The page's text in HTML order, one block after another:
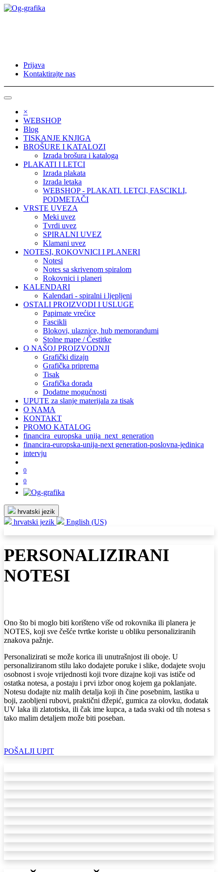
Prijava
Kontaktirajte nas
×
WEBSHOP
Blog
TISKANJE KNJIGA
BROŠURE I KATALOZI
Izrada brošura i kataloga
PLAKATI I LETCI
Izrada plakata
Izrada letaka
WEBSHOP - PLAKATI. LETCI, FASCIKLI,
PODMETAČI
VRSTE UVEZA
Meki uvez
Tvrdi uvez
SPIRALNI UVEZ
Klamani uvez
NOTESI, ROKOVNICI I PLANERI
Notesi
Notes sa skrivenom spiralom
Rokovnici i planeri
KALENDARI
Kalendari - spiralni i ljepljeni
OSTALI PROIZVODI I USLUGE
Papirnate vrećice
Fascikli
Blokovi, ulaznice, hub memorandumi
Stolne mape / Čestitke
O NAŠOJ PROIZVODNJI
Grafički dizajn
Grafička priprema
Tisak
Grafička dorada
Dodatne mogućnosti
UPUTE za slanje materijala za tisak
O NAMA
KONTAKT
PROMO KATALOG
financira_europska_unija_next_generation
financira-europska-unija-next generation-poslovna-jedinica
intervju
0
0
hrvatski jezik
hrvatski jezik English (US)
PERSONALIZIRANI
NOTESI
Ono što bi moglo biti korišteno više od rokovnika ili planera je
NOTES, koji sve češće tvrtke koriste u obliku personaliziranih
znakova pažnje.
Personalizirati se može korica ili unutrašnjost ili oboje. U
personaliziranom stilu lako dodajete poruke i slike, dodajete svoju
osobnost i svoje vrijednosti koji tvore dizajne koji vas ističe od
ostatka notesa, a postaju i prvi izbor onog kojem ga poklanjate.
Notesu dodajte niz malih detalja koji ih čine posebnim, lastika u
boji, zaobljeni rubovi, praktični džepić, gumica za olovku, dodatak
UV laka ili zlatotiska, ili čak ime kupca, a tada svaki od tih notesa s
tako malim detaljem može biti poseban.
POŠALJI UPIT